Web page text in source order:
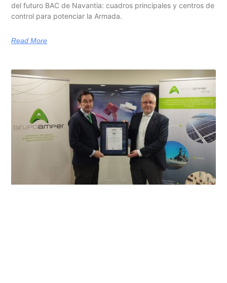
del futuro BAC de Navantia: cuadros principales y centros de
control para potenciar la Armada.
Read More